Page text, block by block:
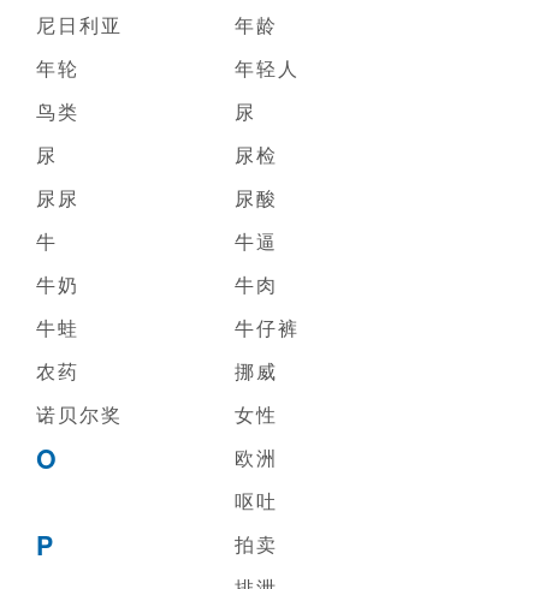
尼日利亚
年龄
年轮
年轻人
鸟类
尿
尿
尿检
尿尿
尿酸
牛
牛逼
牛奶
牛肉
牛蛙
牛仔裤
农药
挪威
诺贝尔奖
女性
O
欧洲
呕吐
P
拍卖